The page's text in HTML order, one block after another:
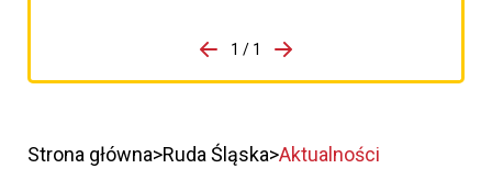
porzpedniego komunikatu
1 / 1
Przejdź do następnego
Strona główna Ruda Śląska Aktualności